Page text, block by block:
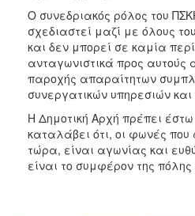
Ο συνεδριακός ρόλος του
σχεδιαστεί μαζί με όλους
και δεν μπορεί σε καμία
ανταγωνιστικά προς
παροχής απαραίτητων
συνεργατικών υπηρεσιών
Η Δημοτική Αρχή πρέπει
καταλάβει ότι, οι φωνές που
τώρα, είναι αγωνίας και
είναι το συμφέρον της